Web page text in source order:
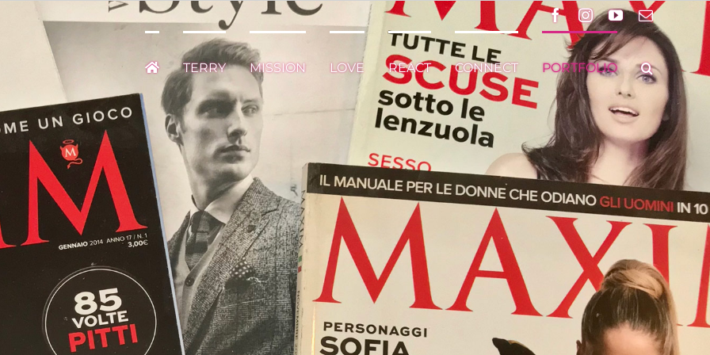
FacebookInstagram
YouTubeEmail
TERRY MISSION LOVE REACT CONNECT PORTFOLIO